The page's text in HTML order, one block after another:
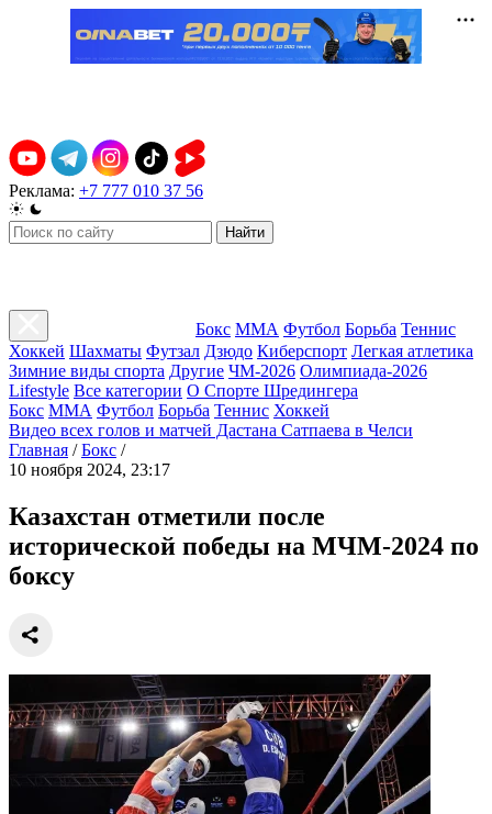
Реклама: +7 777 010 37 56
Найти
Бокс ММА Футбол Борьба Теннис
Хоккей Шахматы Футзал Дзюдо Киберспорт Легкая атлетика
Зимние виды спорта Другие ЧМ-2026 Олимпиада-2026
Lifestyle Все категории О Спорте Шредингера
Бокс ММА Футбол Борьба Теннис Хоккей
Видео всех голов и матчей Дастана Сатпаева в Челси
Главная / Бокс /
10 ноября 2024, 23:17
Казахстан отметили после
исторической победы на МЧМ-2024 по
боксу